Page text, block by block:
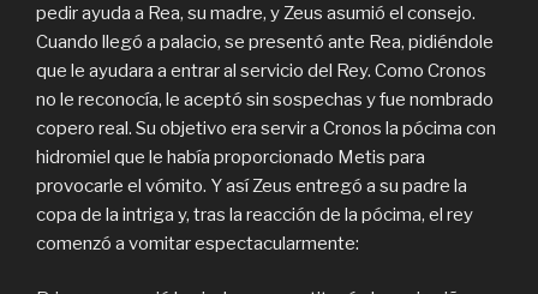
pedir ayuda a Rea, su madre, y Zeus asumió el consejo.
Cuando llegó a palacio, se presentó ante Rea, pidiéndole
que le ayudara a entrar al servicio del Rey. Como Cronos
no le reconocía, le aceptó sin sospechas y fue nombrado
copero real. Su objetivo era servir a Cronos la pócima con
hidromiel que le había proporcionado Metis para
provocarle el vómito. Y así Zeus entregó a su padre la
copa de la intriga y, tras la reacción de la pócima, el rey
comenzó a vomitar espectacularmente: